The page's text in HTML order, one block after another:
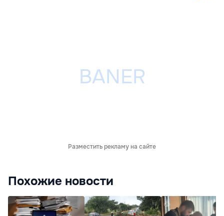
Разместить рекламу на сайте
Похожие новости